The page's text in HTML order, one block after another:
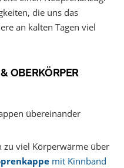
die uns das
an kalten Tagen viel
OBERKÖRPER
übereinander
zu viel Körperwärme über
mit Kinnband